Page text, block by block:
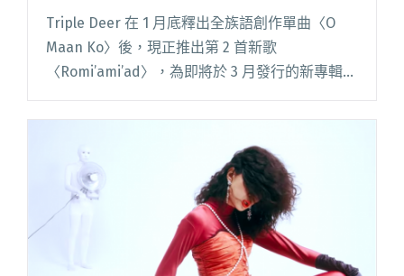
月問世
Triple Deer 在 1 月底釋出全族語創作單曲〈O
Maan Ko〉後，現正推出第 2 首新歌
〈Romi’ami’ad〉，為即將於 3 月發行的新專輯暖
身。樂團成員坦言，這次的創作經驗與過往截然
不同，並且每首閱讀全文 "Triple Deer釋出全新
單曲〈Romi’ami’ad〉 預告新專輯即將在3月問